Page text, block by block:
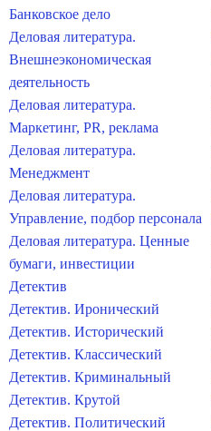
Банковское дело
Деловая литература.
Внешнеэкономическая
деятельность
Деловая литература.
Маркетинг, PR, реклама
Деловая литература.
Менеджмент
Деловая литература.
Управление, подбор персонала
Деловая литература. Ценные
бумаги, инвестиции
Детектив
Детектив. Иронический
Детектив. Исторический
Детектив. Классический
Детектив. Криминальный
Детектив. Крутой
Детектив. Политический